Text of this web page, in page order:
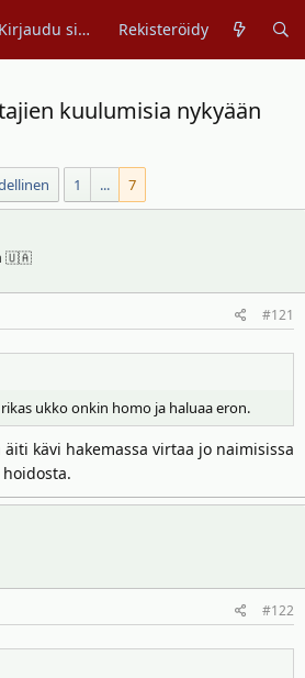
Kirjaudu sisään Rekisteröidy
kuulumisia nykyään
1 ... 7
🇺🇦
#121
ukko onkin homo ja haluaa eron.
äiti kävi hakemassa virtaa jo naimisissa
#122